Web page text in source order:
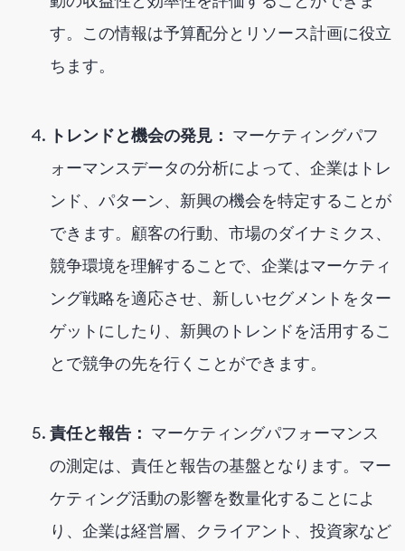
す。この情報は予算配分とリソース計画に役立
ちます。
トレンドと機会の発見： マーケティングパフ
ォーマンスデータの分析によって、企業はトレ
ンド、パターン、新興の機会を特定することが
できます。顧客の行動、市場のダイナミクス、
競争環境を理解することで、企業はマーケティ
ング戦略を適応させ、新しいセグメントをター
ゲットにしたり、新興のトレンドを活用するこ
とで競争の先を行くことができます。
責任と報告： マーケティングパフォーマンス
の測定は、責任と報告の基盤となります。マー
ケティング活動の影響を数量化することによ
り、企業は経営層、クライアント、投資家など